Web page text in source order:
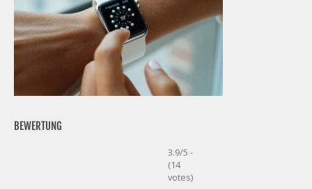
BEWERTUNG
3.9/5 -
(14
votes)